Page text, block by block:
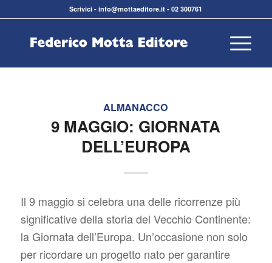
Scrivici -info@mottaeditore.it -02 300761
ALMANACCO
9 MAGGIO: GIORNATA
DELL’EUROPA
Il 9 maggio si celebra una delle ricorrenze più
significative della storia del Vecchio Continente:
la Giornata dell’Europa. Un’occasione non solo
per ricordare un progetto nato per garantire